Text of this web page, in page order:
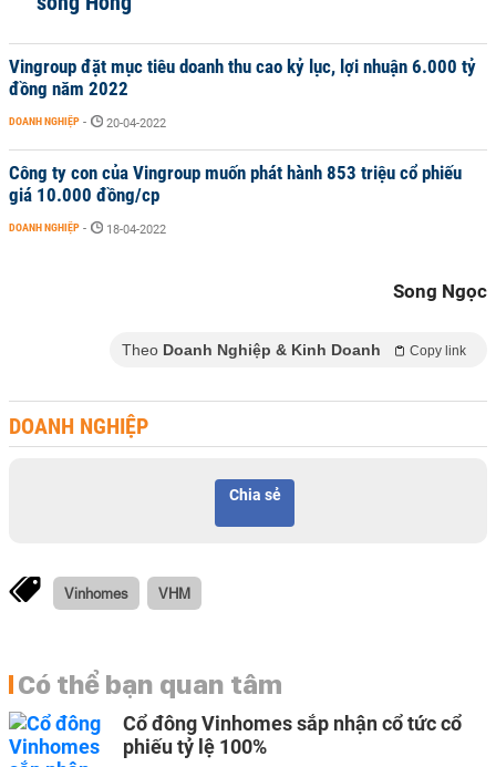
Vingroup đặt mục tiêu doanh thu cao kỷ lục, lợi nhuận 6.000 tỷ
đồng năm 2022
DOANH NGHIỆP - 20-04-2022
Công ty con của Vingroup muốn phát hành 853 triệu cổ phiếu
giá 10.000 đồng/cp
DOANH NGHIỆP - 18-04-2022
Song Ngọc
Theo Doanh Nghiệp & Kinh Doanh Copy link
DOANH NGHIỆP
Chia sẻ
Vinhomes VHM
Có thể bạn quan tâm
Cổ đông Vinhomes sắp nhận cổ tức cổ
phiếu tỷ lệ 100%